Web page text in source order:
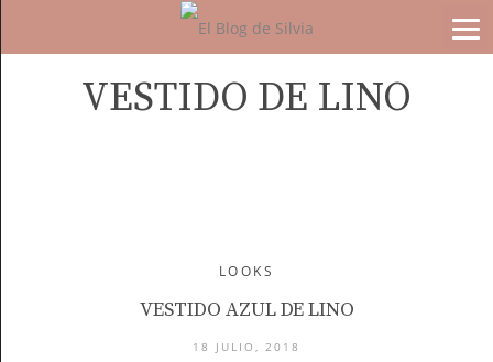
VESTIDO DE LINO
LOOKS
VESTIDO AZUL DE LINO
18 JULIO, 2018